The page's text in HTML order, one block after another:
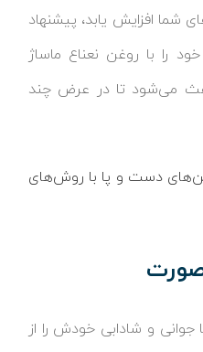
شما افزایش یابد، پیشنهاد
را با روغن نعناع ماساژ
می‌شود تا در عرض چند
دست و پا با روش‌های
و شادابی خودش را از